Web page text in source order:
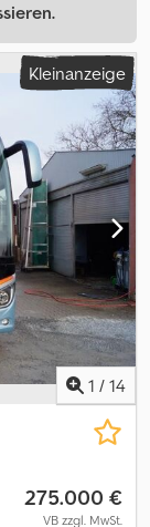
Kleinanzeige
1 / 14
275.000 €
VB zzgl. MwSt.